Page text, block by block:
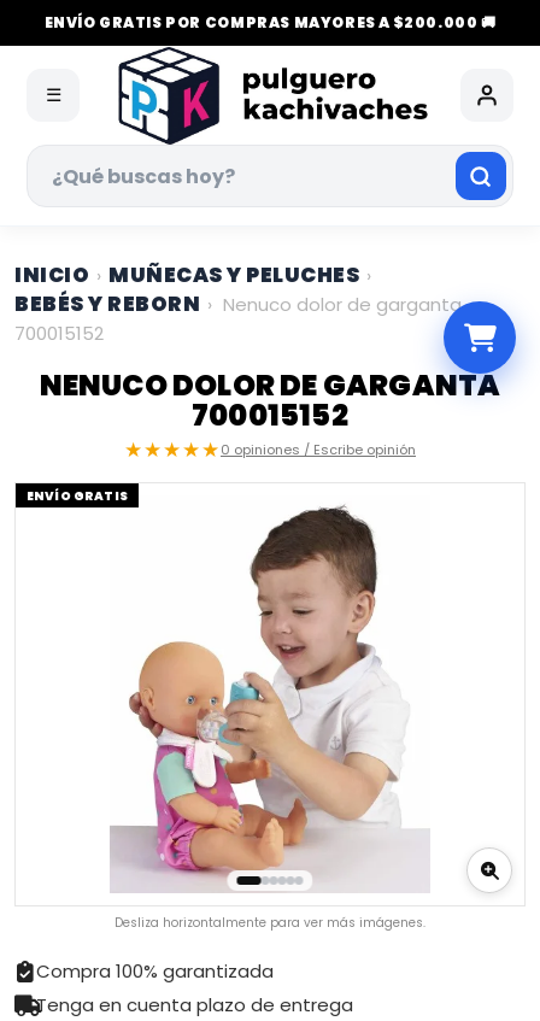
ENVÍO GRATIS POR COMPRAS MAYORES A $200.000 🚚
☰
INICIO › MUÑECAS Y PELUCHES ›
BEBÉS Y REBORN › Nenuco dolor de garganta
700015152
NENUCO DOLOR DE GARGANTA
700015152
★★★★★0 opiniones / Escribe opinión
ENVÍO GRATIS
Desliza horizontalmente para ver más imágenes.
Compra 100% garantizada
Tenga en cuenta plazo de entrega